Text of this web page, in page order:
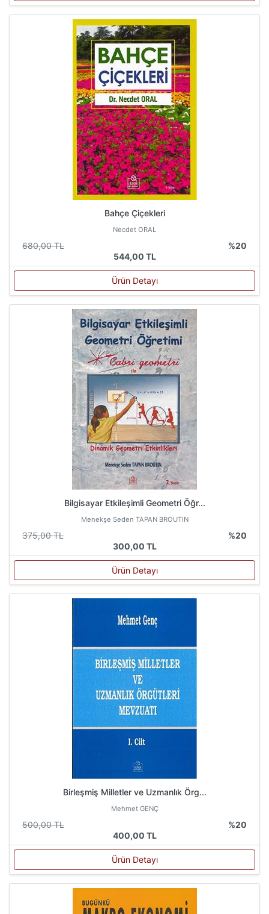
Bahçe Çiçekleri
Necdet ORAL
680,00 TL
%20
544,00 TL
Ürün Detayı
Bilgisayar Etkileşimli Geometri Öğr...
Menekşe Seden TAPAN BROUTIN
375,00 TL
%20
300,00 TL
Ürün Detayı
Birleşmiş Milletler ve Uzmanlık Örg...
Mehmet GENÇ
500,00 TL
%20
400,00 TL
Ürün Detayı